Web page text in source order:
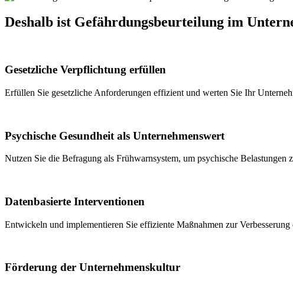
Deshalb ist Gefährdungsbeurteilung im
Gesetzliche Verpflichtung erfüllen
Erfüllen Sie gesetzliche Anforderungen effizient und werten Sie Ihr
Psychische Gesundheit als Unternehmenswert
Nutzen Sie die Befragung als Frühwarnsystem, um psychische
Datenbasierte Interventionen
Entwickeln und implementieren Sie effiziente Maßnahmen zur
Förderung der Unternehmenskultur